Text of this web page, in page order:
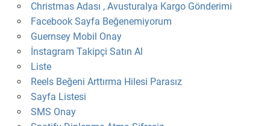
Christmas Adası , Avusturalya Kargo Gönderimi
Facebook Sayfa Beğenemiyorum
Guernsey Mobil Onay
İnstagram Takipçi Satın Al
Liste
Reels Beğeni Arttırma Hilesi Parasız
Sayfa Listesi
SMS Onay